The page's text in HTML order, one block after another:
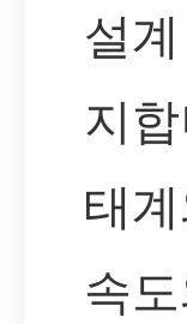
설
지
태
속